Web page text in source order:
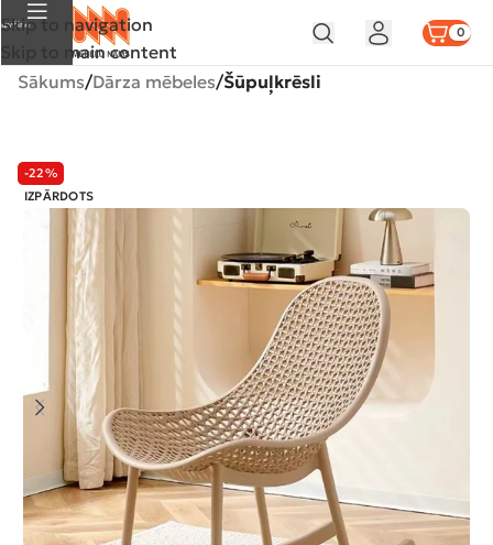
Skip to navigation
Skip to main content
Izvēlne 0
Sākums Dārza mēbeles Šūpuļkrēsli
-22%
IZPĀRDOTS